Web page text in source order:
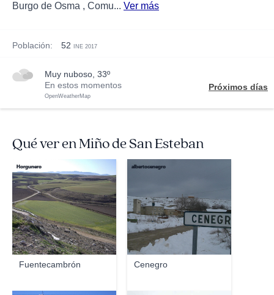
Burgo de Osma , Comu... Ver más
Población: 52 INE 2017
muy nuboso, 33º
En estos momentos
OpenWeatherMap
Próximos días
Qué ver en Miño de San Esteban
Fuentecambrón
Horgunero
Cenegro
albertocenegro